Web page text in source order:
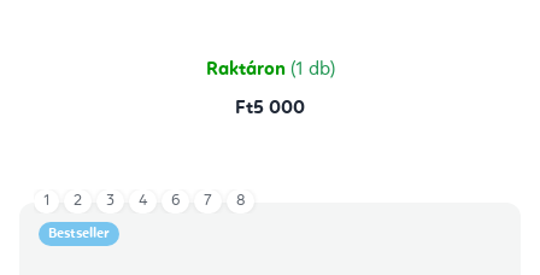
Raktáron (1 db)
Ft5 000
Bestseller
1 2 3 4 6 7 8